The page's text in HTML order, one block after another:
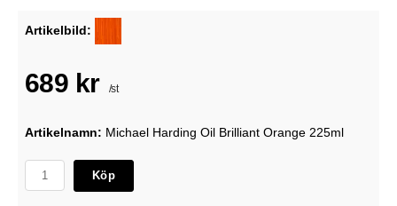
Artikelbild:
689 kr /st
Artikelnamn: Michael Harding Oil Brilliant Orange 225ml
Köp